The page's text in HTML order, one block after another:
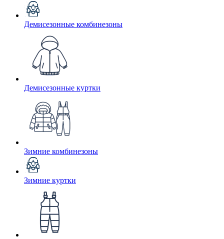
Демисезонные комбинезоны
Демисезонные куртки
Зимние комбинезоны
Зимние куртки